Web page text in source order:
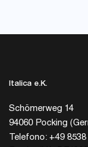
Italica e.K.
Schömerweg 14
94060 Pocking
Telefono: +49